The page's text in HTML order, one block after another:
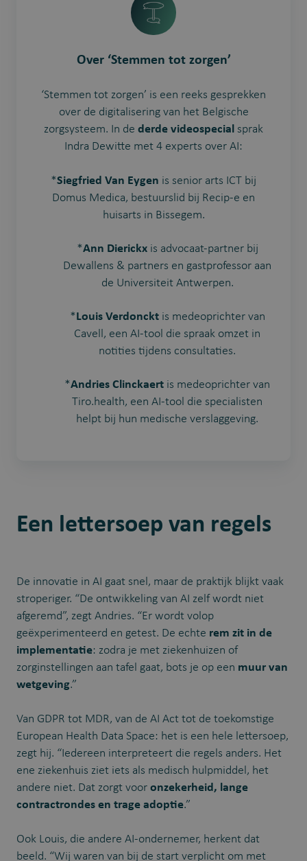
Over ‘Stemmen tot zorgen’
‘Stemmen tot zorgen’ is een reeks gesprekken
over de digitalisering van het Belgische
zorgsysteem. In de derde videospecial sprak
Indra Dewitte met 4 experts over AI:
*Siegfried Van Eygen is senior arts ICT bij
Domus Medica, bestuurslid bij Recip-e en
huisarts in Bissegem.
*Ann Dierickxis advocaat-partner bij
Dewallens & partners en gastprofessor aan
de Universiteit Antwerpen.
*Louis Verdoncktis medeoprichter van
Cavell, een AI-tool die spraak omzet in
notities tijdens consultaties.
*Andries Clinckaert is medeoprichter van
Tiro.health, een AI-tool die specialisten
helpt bij hun medische verslaggeving.
Een lettersoep van regels
De innovatie in AI gaat snel, maar de praktijk blijkt vaak
stroperiger. “De ontwikkeling van AI zelf wordt niet
afgeremd”, zegt Andries. “Er wordt volop
geëxperimenteerd en getest. De echte rem zit in de
implementatie: zodra je met ziekenhuizen of
zorginstellingen aan tafel gaat, bots je op een muur van
wetgeving.”
Van GDPR tot MDR, van de AI Act tot de toekomstige
European Health Data Space: het is een hele lettersoep,
zegt hij. “Iedereen interpreteert die regels anders. Het
ene ziekenhuis ziet iets als medisch hulpmiddel, het
andere niet. Dat zorgt voor onzekerheid, lange
contractrondes en trage adoptie.”
Ook Louis, die andere AI-ondernemer, herkent dat
beeld. “Wij waren van bij de start verplicht om met